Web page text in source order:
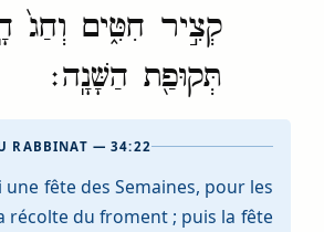
קְצִ֣יר חִטִּ֑ים וְחַג֙
תְּקוּפַ֖ת הַשָּׁנָֽה׃
RABBINAT — 34:22
une fête des Semaines, pour les
récolte du froment ; puis la fête